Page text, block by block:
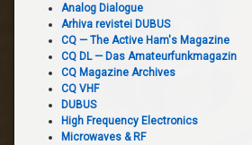
Analog Dialogue
Arhiva revistei DUBUS
CQ — The Active Ham's Magazine
CQ DL — Das Amateurfunkmagazin
CQ Magazine Archives
CQ VHF
DUBUS
High Frequency Electronics
Microwaves & RF